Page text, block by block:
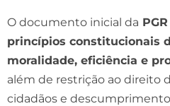
O documento inicial da
princípios constitucionais
moralidade, eficiência e
além de restrição ao direito
cidadãos e